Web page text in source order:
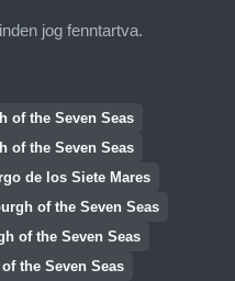
jog fenntartva.
of the Seven Seas
of the Seven Seas
de los Siete Mares
of the Seven Seas
of the Seven Seas
the Seven Seas